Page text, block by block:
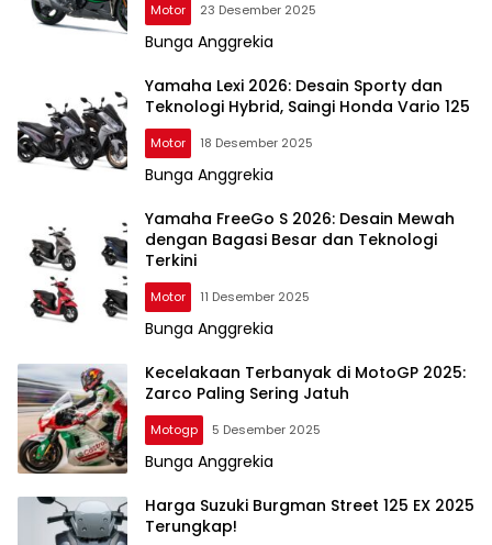
Motor 23 Desember 2025
Bunga Anggrekia
Yamaha Lexi 2026: Desain Sporty dan
Teknologi Hybrid, Saingi Honda Vario 125
Motor 18 Desember 2025
Bunga Anggrekia
Yamaha FreeGo S 2026: Desain Mewah
dengan Bagasi Besar dan Teknologi
Terkini
Motor 11 Desember 2025
Bunga Anggrekia
Kecelakaan Terbanyak di MotoGP 2025:
Zarco Paling Sering Jatuh
Motogp 5 Desember 2025
Bunga Anggrekia
Harga Suzuki Burgman Street 125 EX 2025
Terungkap!